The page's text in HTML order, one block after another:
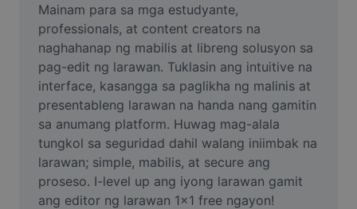
Video
Remove video BG
Enhance quality
Video Editor
Trim Video
Add Subtitles To Video
Mainam para sa mga estudyante,
professionals, at content creators na
naghahanap ng mabilis at libreng solusyon sa
pag-edit ng larawan. Tuklasin ang intuitive na
interface, kasangga sa paglikha ng malinis at
presentableng larawan na handa nang gamitin
sa anumang platform. Huwag mag-alala
tungkol sa seguridad dahil walang iniimbak na
larawan; simple, mabilis, at secure ang
proseso. I-level up ang iyong larawan gamit
ang editor ng larawan 1x1 free ngayon!